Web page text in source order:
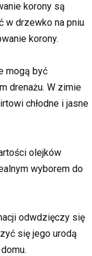
korony są
w drzewko na pniu
korony.
mogą być
drenażu. W zimie
chłodne i jasne
olejków
wyborem do
odwdzięczy się
się jego urodą